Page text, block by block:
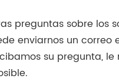
preguntas sobre los
enviarnos un correo
su pregunta, le